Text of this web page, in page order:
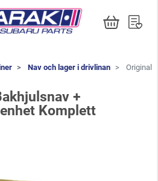
Nav och lager i drivlinan Original
+
Komplett